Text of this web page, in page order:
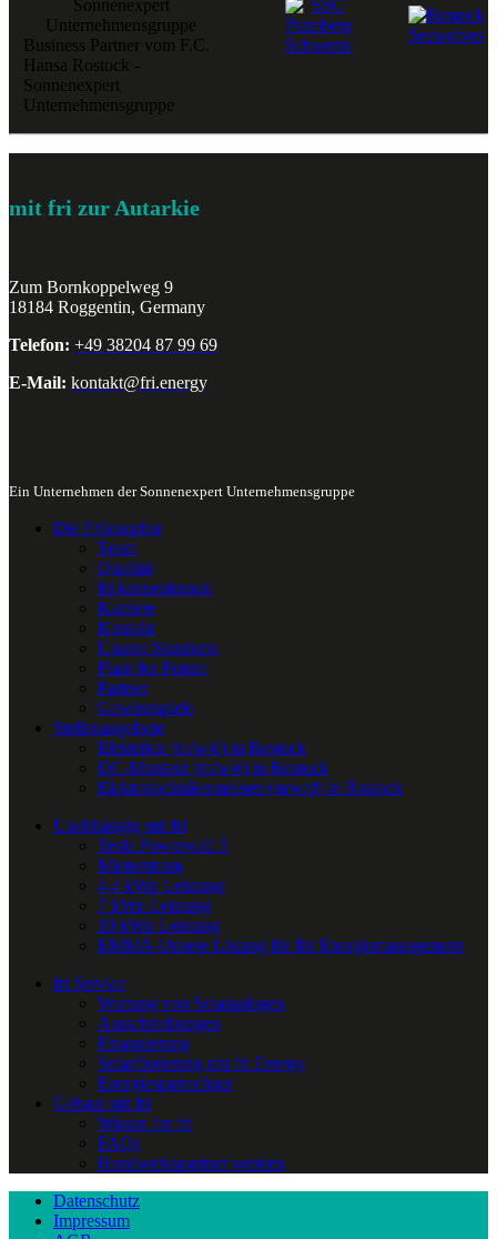
Business Partner vom F.C.
Hansa Rostock -
Sonnenexpert
Unternehmensgruppe
mit fri zur Autarkie
Zum Bornkoppelweg 9
18184 Roggentin, Germany
Telefon: +49 38204 87 99 69
E-Mail: kontakt@fri.energy
Ein Unternehmen der Sonnenexpert Unternehmensgruppe
Die Frilosophie
Team
Qualität
fri kennenlernen
Karriere
Kontakt
Unsere Standorte
Plant for Future
Partner
Gewinnspiele
Stellenangebote
Elektriker (m/w/d) in Rostock
DC-Monteur (m/w/d) in Rostock
Elektrotechnikermeister (m/w/d) in Rostock
Unabhängig mit fri
Tesla Powerwall 3
Mieterstrom
4,4 kWp Leistung
7 kWp Leistung
10 kWp Leistung
EMMA-Unsere Lösung für Ihr Energiemanagement
fri Service
Wartung von Solaranlagen
Ausschreibungen
Finanzierung
Solarförderung mit fri Energy
Energiesparrechner
Gebaut mit fri
Wissen for fri
FAQs
Handwerkspartner werden
Datenschutz
Impressum